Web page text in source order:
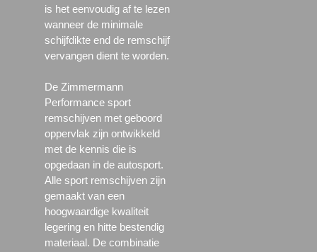
is het eenvoudig af te lezen
wanneer de minimale
schijfdikte end de remschijf
vervangen dient te worden.
De Zimmermann
Performance sport
remschijven met geboord
oppervlak zijn ontwikkeld
met de kennis die is
opgedaan in de autosport.
Alle sport remschijven zijn
gemaakt van een
hoogwaardige kwaliteit
legering en hitte bestendig
materiaal. De combinatie